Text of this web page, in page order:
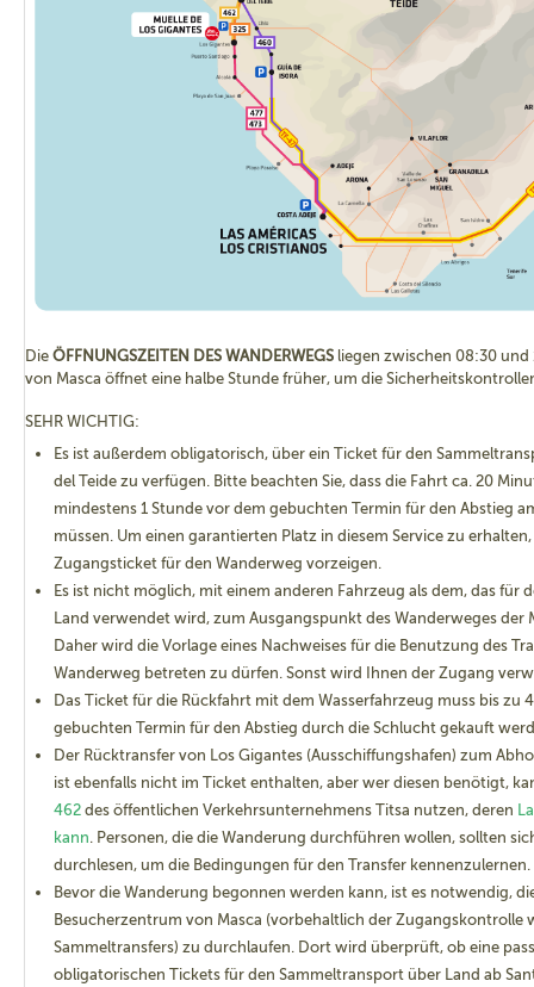
Wenn Sie eine Reservierung für den Zugang zum Wanderweg der
ohne für bergiges Gelände geeignete Schuhe kommen, wird Ihnen
verwehrt. Das bedeutet, es ist nicht erlaubt den Wanderweg mit
verstärkten Sportschuhen (wie Tennisschuhen, Sneakers,...) zu
WICHTIG: Um sicherzustellen, dass Sie über die erforderlichen
müssen Sie sich 30 Minuten im Voraus Ihrer reservierten Zeit im
Bitte beachten Sie, dass Sie zur Siedlung von Masca mit
fahren müssen und dass die Fahrt etwa 20 Minuten dauert. Daher
Stunde vor der reservierten Zeit am Treffpunkt in Santiago del Teide
betreten zu dürfen. Die Vorlage eines Nachweises für die
um den Wanderweg betreten zu dürfen. Sonst wird Ihnen der Zugang
Der Rücktransfer von Los Gigantes (Ausschiffungshafen) zum
nicht im Ticket enthalten. Es ist jedoch möglich, mit dem
Titsa zu reisen, dank derLinie 325von der Haltestelle 7228 Los
Santiago del Teide oder derLinie 462von der Haltestelle 7228 Los
Santiago del Teide. Sehen Sie sichdie Route zur Haltestellevom
Die ÖFFNUNGSZEITEN DES WANDERWEGS liegen zwischen 08:30
von Masca öffnet eine halbe Stunde früher, um die
SEHR WICHTIG:
Es ist außerdem obligatorisch, über ein Ticket für den
del Teide zu verfügen. Bitte beachten Sie, dass die Fahrt ca. 20
mindestens 1 Stunde vor dem gebuchten Termin für den Abstieg
müssen. Um einen garantierten Platz in diesem Service zu
Zugangsticket für den Wanderweg vorzeigen.
Es ist nicht möglich, mit einem anderen Fahrzeug als dem, das für
Land verwendet wird, zum Ausgangspunkt des Wanderweges der
Daher wird die Vorlage eines Nachweises für die Benutzung des
Wanderweg betreten zu dürfen. Sonst wird Ihnen der Zugang
Das Ticket für die Rückfahrt mit dem Wasserfahrzeug muss bis zu
gebuchten Termin für den Abstieg durch die Schlucht gekauft
Der Rücktransfer von Los Gigantes (Ausschiffungshafen) zum
ist ebenfalls nicht im Ticket enthalten, aber wer diesen benötigt,
462 des öffentlichen Verkehrsunternehmens Titsa nutzen, deren
kann. Personen, die die Wanderung durchführen wollen, sollten
durchlesen, um die Bedingungen für den Transfer kennenzulernen.
Bevor die Wanderung begonnen werden kann, ist es notwendig,
Besucherzentrum von Masca (vorbehaltlich der Zugangskontrolle
Sammeltransfers) zu durchlaufen. Dort wird überprüft, ob eine
obligatorischen Tickets für den Sammeltransport über Land ab